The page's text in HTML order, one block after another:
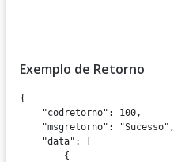
Exemplo de Retorno
{
    "codretorno": 100,
    "msgretorno": "Sucesso",
    "data": [
        {